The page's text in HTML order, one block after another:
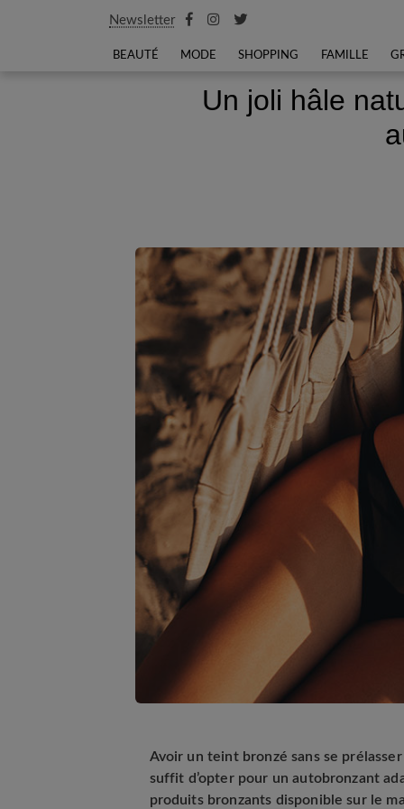
Newsletter
BEAUTÉ MODE SHOPPING FAMILLE
Un joli hâle
Avoir un teint bronzé sans se
suffit d’opter pour un autobronzant
produits bronzants disponible sur le